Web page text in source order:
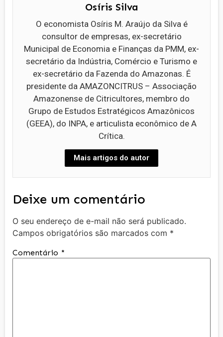
Osíris Silva
O economista Osíris M. Araújo da Silva é
consultor de empresas, ex-secretário
Municipal de Economia e Finanças da PMM, ex-
secretário da Indústria, Comércio e Turismo e
ex-secretário da Fazenda do Amazonas. É
presidente da AMAZONCITRUS – Associação
Amazonense de Citricultores, membro do
Grupo de Estudos Estratégicos Amazônicos
(GEEA), do INPA, e articulista econômico de A
Crítica.
Mais artigos do autor
Deixe um comentário
O seu endereço de e-mail não será publicado.
Campos obrigatórios são marcados com *
Comentário *